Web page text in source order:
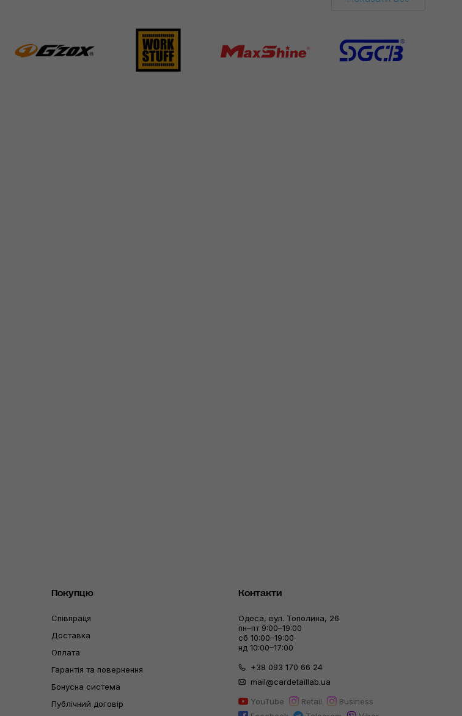
Покупцю
Співпраця
Доставка
Оплата
Гарантія та повернення
Бонусна система
Публічний договір
Контакти
Одеса, вул. Тополина, 26
пн–пт 9:00–19:00
сб 10:00–19:00
нд 10:00–17:00
+38 093 170 66 24
mail@cardetaillab.ua
YouTube
Retail
Business